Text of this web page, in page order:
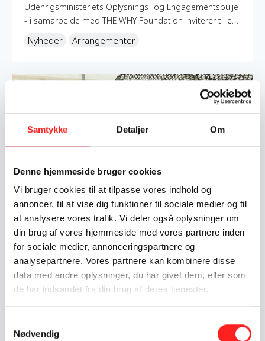
Samtykke Detaljer Om
Denne hjemmeside bruger cookies
Vi bruger cookies til at tilpasse vores indhold og
annoncer, til at vise dig funktioner til sociale medier og til
at analysere vores trafik. Vi deler også oplysninger om
din brug af vores hjemmeside med vores partnere inden
for sociale medier, annonceringspartnere og
analysepartnere. Vores partnere kan kombinere disse
data med andre oplysninger, du har givet dem, eller som
de har indsamlet fra din brug af deres tjenester.
Nødvendig
Udenrigsministeriets Oplysnings- og Engagementspulje
- i samarbejde med THE WHY Foundation inviterer til en-
Nyheder Arrangementer
Foto: Orangutang Fonden deltog også på årets Jelling
Musikfestival med deres BioRap
20.11.2025
OpEn-projektmodtagere inspirerer
uddannelsesverdenen til UBU-konferencen
Når Uddannelse for Bæredygtig Udvikling (UBU)
uddannelsesverden glæde sig til at blive inspireret af en
Nyheder
OpEn-projektmodtagere inspirerer uddannelsesverdenen